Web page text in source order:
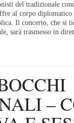
del tradizionale
al corpo
Il concerto, che si
sarà trasmesso in
–